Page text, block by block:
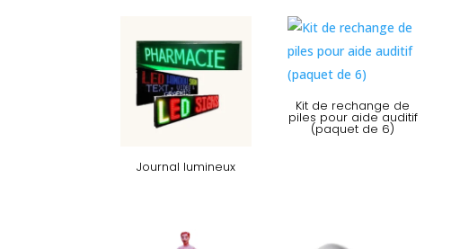
Journal lumineux
Kit de rechange de
piles pour aide auditif
(paquet de 6)